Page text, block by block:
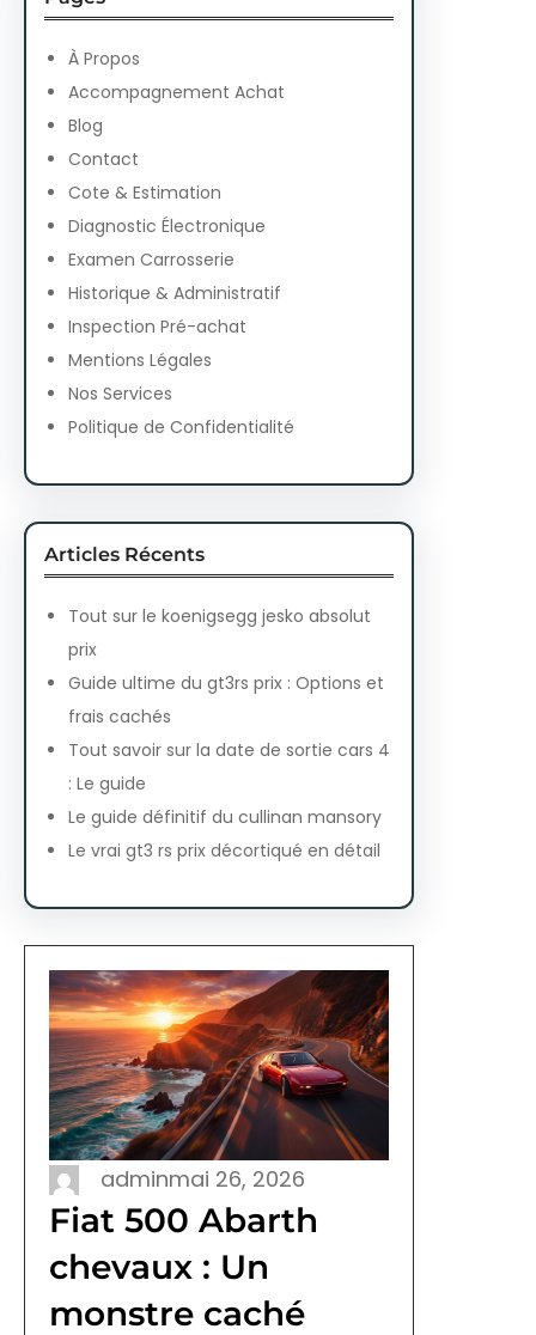
c
h À Propos
Accompagnement Achat
Blog
Contact
Cote & Estimation
Diagnostic Électronique
Examen Carrosserie
Historique & Administratif
Inspection Pré-achat
Mentions Légales
Nos Services
Politique de Confidentialité
Articles Récents
Tout sur le koenigsegg jesko absolut
prix
Guide ultime du gt3rs prix : Options et
frais cachés
Tout savoir sur la date de sortie cars 4
: Le guide
Le guide définitif du cullinan mansory
Le vrai gt3 rs prix décortiqué en détail
adminmai 26, 2026
Fiat 500 Abarth
chevaux : Un
monstre caché